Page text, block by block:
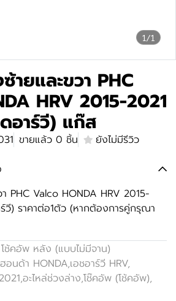
1/1
ายและขวา PHC
HRV 2015-2021
อาร์วี) แก๊ส
ขายแล้ว 0 ชิ้น
ยังไม่มีรีวิว
PHC Valco HONDA HRV 2015-
วี) ราคาต่อ1ตัว (หากต้องการคู่กรุณา
ช้คอัพ หลัง (แบบไม่มีจาน)
ฮอนด้า HONDA,เอชอาร์วี HRV,
,อะไหล่ช่วงล่าง,โช๊คอัพ (โช้คอัพ),